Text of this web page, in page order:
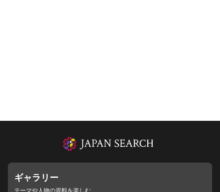
ギャラリー
テーマや人物の資料を楽しむ